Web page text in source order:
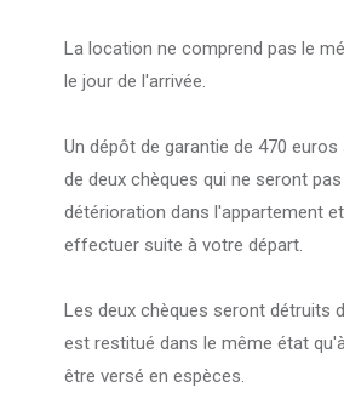
La location ne comprend pas le
le jour de l'arrivée.
Un dépôt de garantie de 470
de deux chèques qui ne seront
détérioration dans l'appartement
effectuer suite à votre départ.
Les deux chèques seront détruits
est restitué dans le même état
être versé en espèces.